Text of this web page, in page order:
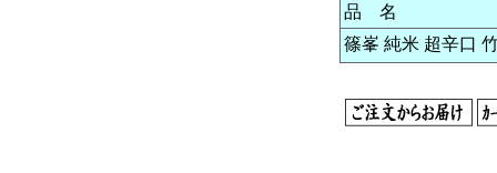
品 名
篠峯 純米 超辛口